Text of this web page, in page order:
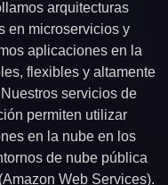
arquitecturas
en microservicios y
aplicaciones en la
flexibles y altamente
servicios de
permiten utilizar
en la nube en los
de nube pública
Web Services).